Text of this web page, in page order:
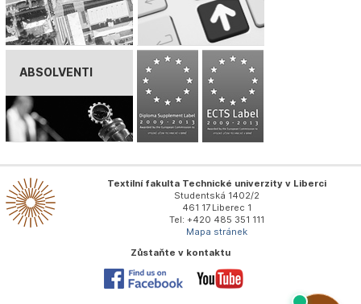
ABSOLVENTI
Textilní fakulta Technické univerzity v Liberci
Studentská 1402/2
461 17 Liberec 1
Tel: +420 485 351 111
Mapa stránek
Zůstaňte v kontaktu